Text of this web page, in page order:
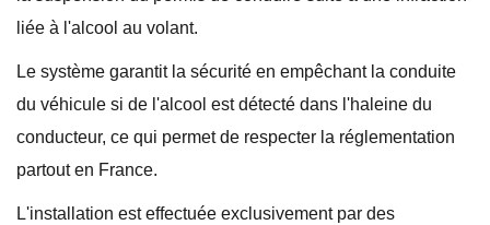
liée à l'alcool au volant.
Le système garantit la sécurité en empêchant la conduite
du véhicule si de l'alcool est détecté dans l'haleine du
conducteur, ce qui permet de respecter la réglementation
partout en France.
L'installation est effectuée exclusivement par des